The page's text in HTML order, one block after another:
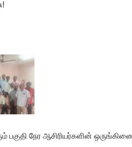
பகுதி நேர ஆசிரியர்களின்